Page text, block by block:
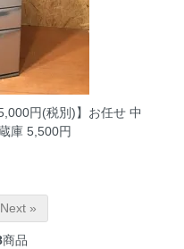
円(税別)】お任せ 中
庫5,500円
Next »
商品